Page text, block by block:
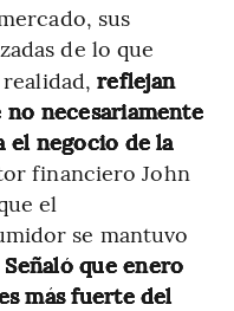
sus
de lo que
realidad,reflejan
necesariamente
el negocio de la
financiero John
el
se mantuvo
Señaló que enero
más fuerte del